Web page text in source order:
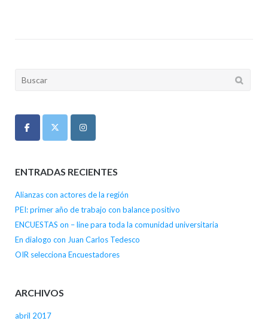
Buscar:
ENTRADAS RECIENTES
Alianzas con actores de la región
PEI: primer año de trabajo con balance positivo
ENCUESTAS on – line para toda la comunidad universitaria
En dialogo con Juan Carlos Tedesco
OIR selecciona Encuestadores
ARCHIVOS
abril 2017